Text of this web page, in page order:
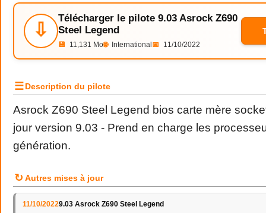
⇩
Télécharger le pilote 9.03 Asrock Z690
Steel Legend
💾 11,131 Mo🌐 International 📅 11/10/2022
☰Description du pilote
Asrock Z690 Steel Legend bios carte mère
jour version 9.03 - Prend en charge les
génération.
↻ Autres mises à jour
11/10/20229.03 Asrock Z690 Steel Legend